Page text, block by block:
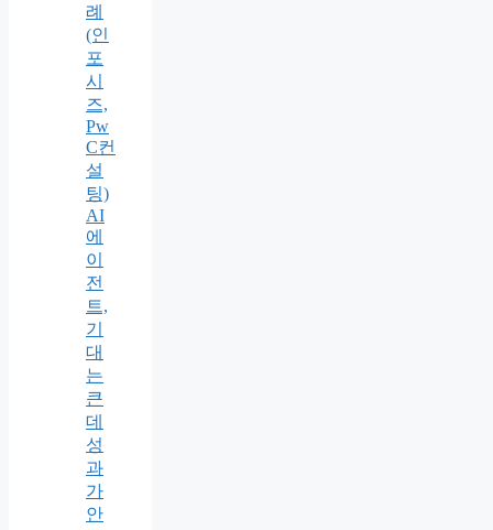
례
(인
포
시
즈,
Pw
C컨
설
팅)
AI
에
이
전
트,
기
대
는
큰
데
성
과
가
안